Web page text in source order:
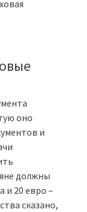
оно
и
должны
и 20 евро –
сказано,